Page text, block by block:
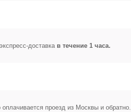
доставка в течение 1 часа.
проезд из Москвы и обратно.